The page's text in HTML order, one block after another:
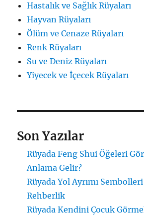
Hastalık ve Sağlık Rüyaları
Hayvan Rüyaları
Ölüm ve Cenaze Rüyaları
Renk Rüyaları
Su ve Deniz Rüyaları
Yiyecek ve İçecek Rüyaları
Son Yazılar
Rüyada Feng Shui Öğeleri
Anlama Gelir?
Rüyada Yol Ayrımı
Rehberlik
Rüyada Kendini Çocuk